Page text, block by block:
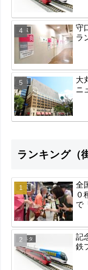
地域
守
ラ
経済
大
ニ
ランキング（
地域
全
０
で
街ネタ
記
鉄